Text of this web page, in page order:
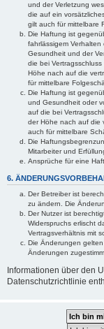
und der Verletzung
die auf ein
gilt auch für mittelbare
Die Haftung ist
fahrlässigem
Gesundheit und der
die bei
Höhe nach auf die
für mittelbare
Die Haftung ist
und Gesundheit oder
auf die bei
der Höhe nach auf die
auch für mittelbare
Die
Mitarbeiter und
Ansprüche für eine
6.
Der Betreiber ist
zu ändern. Die
Der Nutzer ist
Widerspruchs erlischt
Vertragsverhältnis mit
Die Änderungen
Änderungen
Informationen über den
Datenschutzrichtlinie